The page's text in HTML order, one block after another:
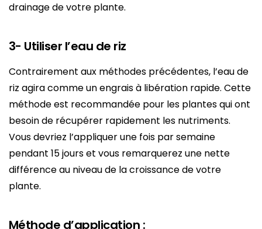
drainage de votre plante.
3- Utiliser l’eau de riz
Contrairement aux méthodes précédentes, l’eau de
riz agira comme un engrais à libération rapide. Cette
méthode est recommandée pour les plantes qui ont
besoin de récupérer rapidement les nutriments.
Vous devriez l’appliquer une fois par semaine
pendant 15 jours et vous remarquerez une nette
différence au niveau de la croissance de votre
plante.
Méthode d’application :